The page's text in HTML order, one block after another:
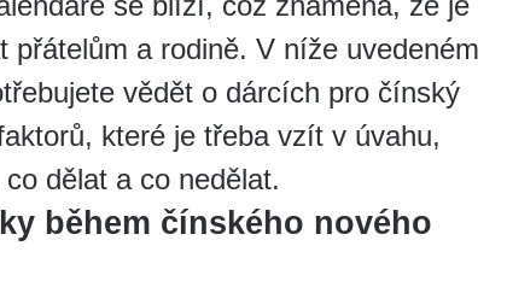
přátelům a rodině. V níže uvedeném
vědět o dárcích pro čínský
které je třeba vzít v úvahu,
dělat a co nedělat.
během čínského nového